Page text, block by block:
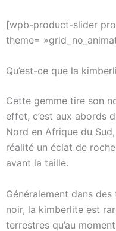
[wpb-product-slider
theme=
Qu’est-ce que la
Cette gemme tire son
effet, c’est aux abords
Nord en Afrique du
réalité un éclat de
avant la taille.
Généralement dans
noir, la kimberlite est
terrestres qu’au